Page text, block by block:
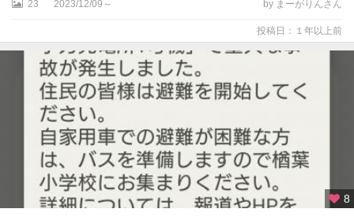
23 2023/12/09～ by まーがりんさん
投稿日：１年以上前
8